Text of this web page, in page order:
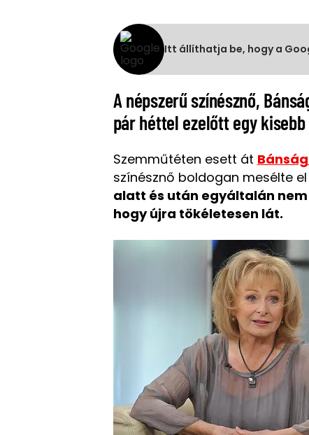
Itt állíthatja be, hogy a
A népszerű színésznő,
pár héttel ezelőtt egy
Szemműtéten esett át
színésznő boldogan mesélte
alatt és után egyáltalán
hogy újra tökéletesen lát.